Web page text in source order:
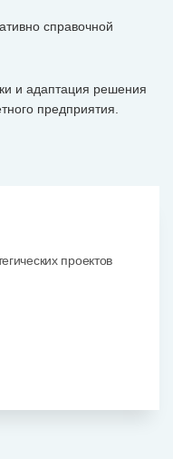
справочной
и адаптация решения
предприятия.
проектов